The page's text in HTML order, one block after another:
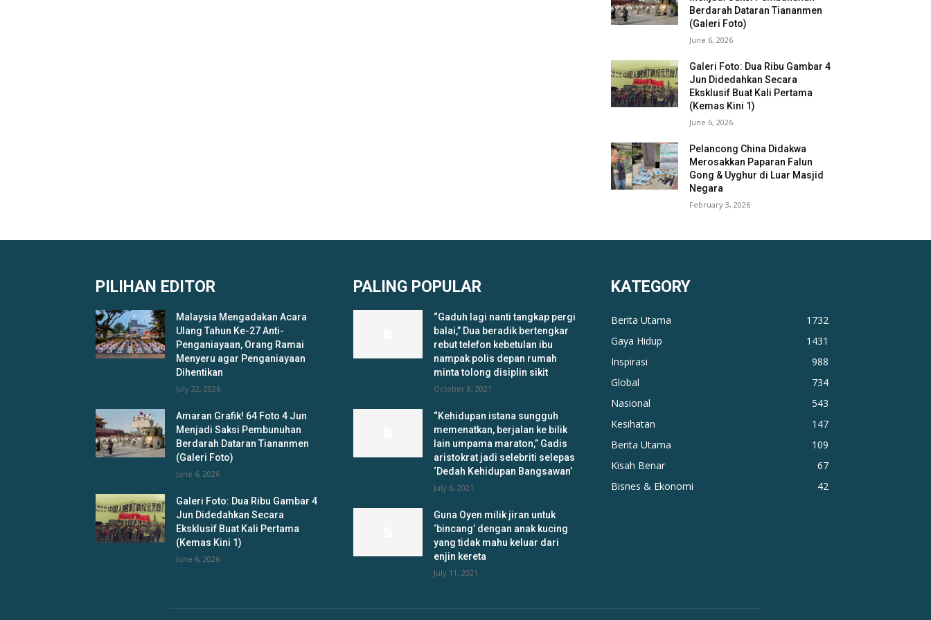
Berdarah Dataran Tiananmen
(Galeri Foto)
June 6, 2026
Galeri Foto: Dua Ribu Gambar 4
Jun Didedahkan Secara
Eksklusif Buat Kali Pertama
(Kemas Kini 1)
June 6, 2026
Pelancong China Didakwa
Merosakkan Paparan Falun
Gong & Uyghur di Luar Masjid
Negara
February 3, 2026
PILIHAN EDITOR
Malaysia Mengadakan Acara
Ulang Tahun Ke-27 Anti-
Penganiayaan, Orang Ramai
Menyeru agar Penganiayaan
Dihentikan
July 22, 2026
Amaran Grafik! 64 Foto 4 Jun
Menjadi Saksi Pembunuhan
Berdarah Dataran Tiananmen
(Galeri Foto)
June 6, 2026
Galeri Foto: Dua Ribu Gambar 4
Jun Didedahkan Secara
Eksklusif Buat Kali Pertama
(Kemas Kini 1)
June 6, 2026
PALING POPULAR
“Gaduh lagi nanti tangkap pergi
balai,” Dua beradik bertengkar
rebut telefon kebetulan ibu
nampak polis depan rumah
minta tolong disiplin sikit
October 8, 2021
“Kehidupan istana sungguh
memenatkan, berjalan ke bilik
lain umpama maraton,” Gadis
aristokrat jadi selebriti selepas
‘Dedah Kehidupan Bangsawan’
July 6, 2021
Guna Oyen milik jiran untuk
‘bincang’ dengan anak kucing
yang tidak mahu keluar dari
enjin kereta
July 11, 2021
KATEGORY
Berita Utama
1732
Gaya Hidup
1431
Inspirasi
988
Global
734
Nasional
543
Kesihatan
147
Berita Utama
109
Kisah Benar
67
Bisnes & Ekonomi
42